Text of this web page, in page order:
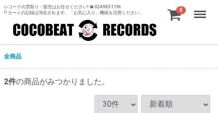
レコードの買取り・販売はお任せください! ☎ 024-983-1196
!! カートの記録は消去されます、「お気に入り」機能を活用ください。
0 Menu
全商品
2件の商品がみつかりました。